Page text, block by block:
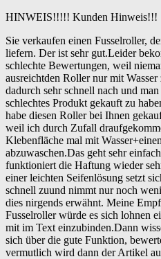
HINWEIS!!!!! Kunden Hinweis!!!
Sie verkaufen einen Fusselroller,
liefern. Der ist sehr gut.Leider
schlechte Bewertungen, weil
ausreichtden Roller nur mit
dadurch sehr schnell nach und
schlechtes Produkt gekauft zu
habe diesen Roller bei Ihnen
weil ich durch Zufall
Klebenfläche mal mit
abzuwaschen.Das geht sehr
funktioniert die Haftung wieder
einer leichten Seifenlösung setzt
schnell zuund nimmt nur noch
dies nirgends erwähnt. Meine
Fusselroller würde es sich lohnen
mit im Text einzubinden.Dann
sich über die gute Funktion,
vermutlich wird dann der Artikel